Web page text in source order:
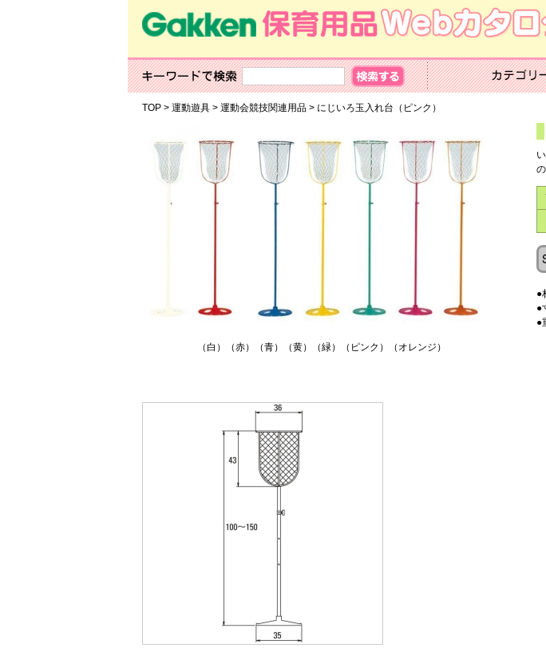
TOP> 運動遊具> 運動会競技関連用品> にじいろ玉入れ台（ピンク）
（白）（赤）（青）（黄）（緑）（ピンク）（オレンジ）
●
●
●